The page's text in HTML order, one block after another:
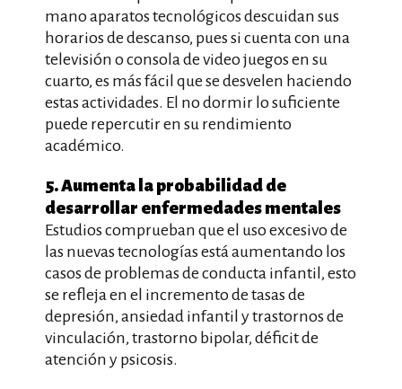
mano aparatos tecnológicos descuidan sus
horarios de descanso, pues si cuenta con una
televisión o consola de video juegos en su
cuarto, es más fácil que se desvelen haciendo
estas actividades. El no dormir lo suficiente
puede repercutir en su rendimiento
académico.
5. Aumenta la probabilidad de
desarrollar enfermedades mentales
Estudios comprueban que el uso excesivo de
las nuevas tecnologías está aumentando los
casos de problemas de conducta infantil, esto
se refleja en el incremento de tasas de
depresión, ansiedad infantil y trastornos de
vinculación, trastorno bipolar, déficit de
atención y psicosis.